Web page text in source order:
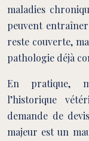
maladies
peuvent
reste couverte,
pathologie déjà
En pratique,
l’historique
demande de
majeur est un